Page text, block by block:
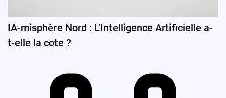
IA-misphère Nord : L’Intelligence Artificielle a-
t-elle la cote ?